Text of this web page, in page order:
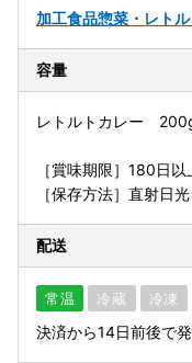
加工食品惣菜・レトル
容量
レトルトカレー
［賞味期限］180日
［保存方法］直射日
配送
常温 冷蔵 冷凍
決済から14日前後で